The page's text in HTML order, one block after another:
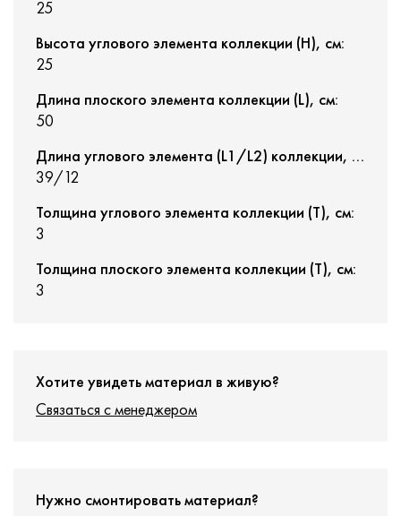
25
Высота углового элемента коллекции (H), см:
25
Длина плоского элемента коллекции (L), см:
50
Длина углового элемента (L1/L2) коллекции, см:
39/12
Толщина углового элемента коллекции (T), см:
3
Толщина плоского элемента коллекции (T), см:
3
Хотите увидеть материал в живую?
Связаться с менеджером
Нужно смонтировать материал?